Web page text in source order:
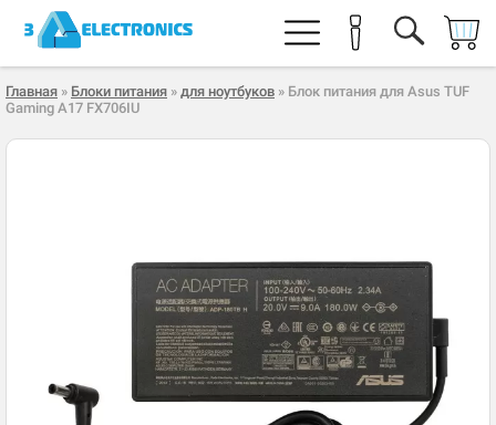
Главная » Блоки питания » для ноутбуков » Блок питания для Asus TUF
Gaming A17 FX706IU